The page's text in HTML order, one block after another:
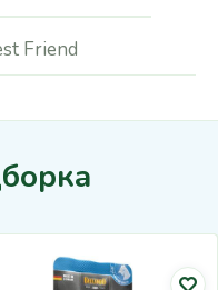
Friend